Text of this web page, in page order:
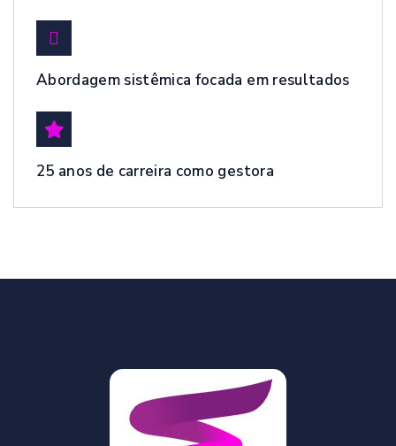
Abordagem sistêmica focada em resultados
25 anos de carreira como gestora